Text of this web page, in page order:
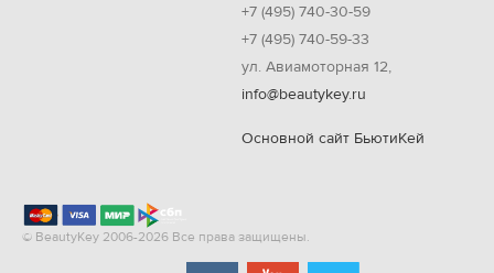
+7 (495) 740-30-59
+7 (495) 740-59-33
ул. Авиамоторная 12,
info@beautykey.ru
Основной сайт БьютиКей
© BeautyKey 2006-2026 Все права защищены.